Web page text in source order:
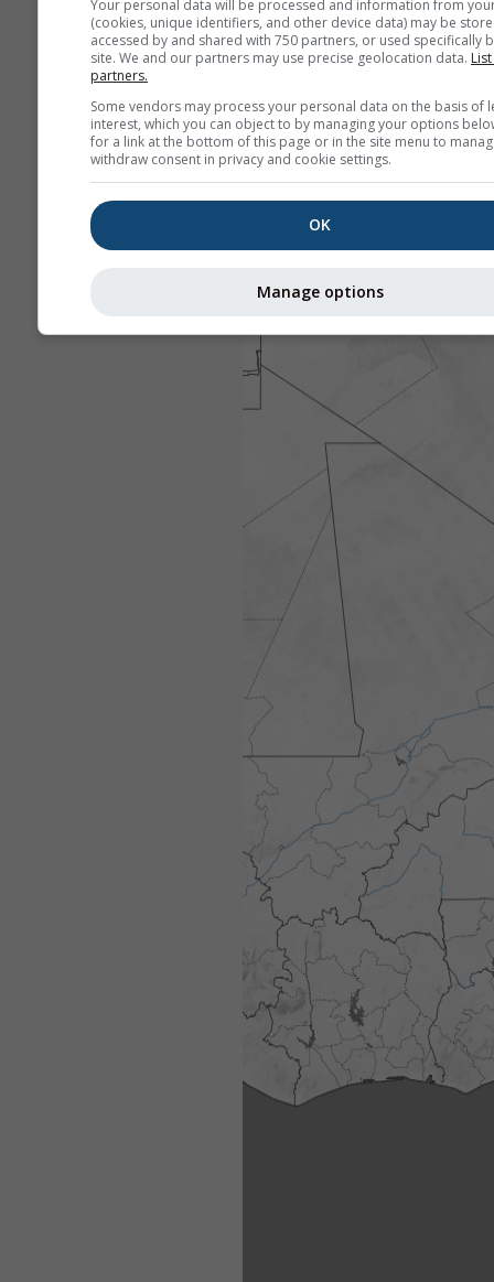
Your personal data will be processed and information from
(cookies, unique identifiers, and other device data) may be
accessed by and shared with 750 partners, or used specifically
site. We and our partners may use precise geolocation data.
partners.
Some vendors may process your personal data on the basis of
interest, which you can object to by managing your options
for a link at the bottom of this page or in the site menu to
withdraw consent in privacy and cookie settings.
OK
Manage options